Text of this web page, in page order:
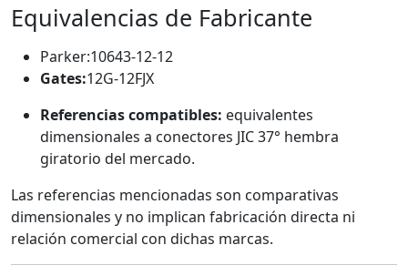
Equivalencias de Fabricante
Parker:10643-12-12
Gates:12G-12FJX
Referencias compatibles: equivalentes
dimensionales a conectores JIC 37° hembra
giratorio del mercado.
Las referencias mencionadas son comparativas
dimensionales y no implican fabricación directa ni
relación comercial con dichas marcas.